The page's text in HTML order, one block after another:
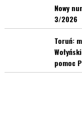
Nowy
3/2026
Toruń:
pomoc